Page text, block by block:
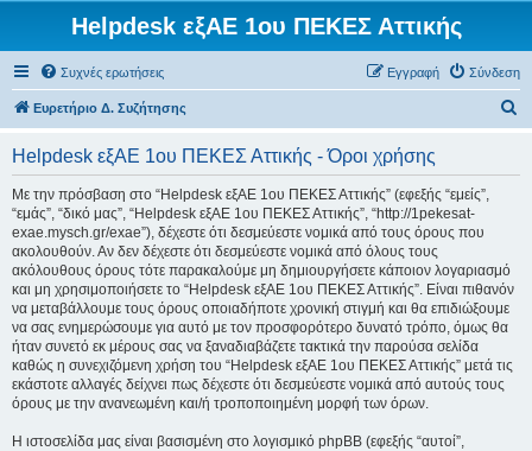
Helpdesk εξΑΕ 1ου ΠΕΚΕΣ Αττικής
Συχνές ερωτήσεις Σύνδεση
Εγγραφή
Ευρετήριο Δ. Συζήτησης
Helpdesk εξΑΕ 1ου ΠΕΚΕΣ Αττικής - Όροι χρήσης
Με την πρόσβαση στο “Helpdesk εξΑΕ 1ου ΠΕΚΕΣ Αττικής” (εφεξής “εμείς”,
“εμάς”, “δικό μας”, “Helpdesk εξΑΕ 1ου ΠΕΚΕΣ Αττικής”, “http://1pekesat-
exae.mysch.gr/exae”), δέχεστε ότι δεσμεύεστε νομικά από τους όρους που
ακολουθούν. Αν δεν δέχεστε ότι δεσμεύεστε νομικά από όλους τους
ακόλουθους όρους τότε παρακαλούμε μη δημιουργήσετε κάποιον λογαριασμό
και μη χρησιμοποιήσετε το “Helpdesk εξΑΕ 1ου ΠΕΚΕΣ Αττικής”. Είναι πιθανόν
να μεταβάλλουμε τους όρους οποιαδήποτε χρονική στιγμή και θα επιδιώξουμε
να σας ενημερώσουμε για αυτό με τον προσφορότερο δυνατό τρόπο, όμως θα
ήταν συνετό εκ μέρους σας να ξαναδιαβάζετε τακτικά την παρούσα σελίδα
καθώς η συνεχιζόμενη χρήση του “Helpdesk εξΑΕ 1ου ΠΕΚΕΣ Αττικής” μετά τις
εκάστοτε αλλαγές δείχνει πως δέχεστε ότι δεσμεύεστε νομικά από αυτούς τους
όρους με την ανανεωμένη και/ή τροποποιημένη μορφή των όρων.
Η ιστοσελίδα μας είναι βασισμένη στο λογισμικό phpBB (εφεξής “αυτοί”,